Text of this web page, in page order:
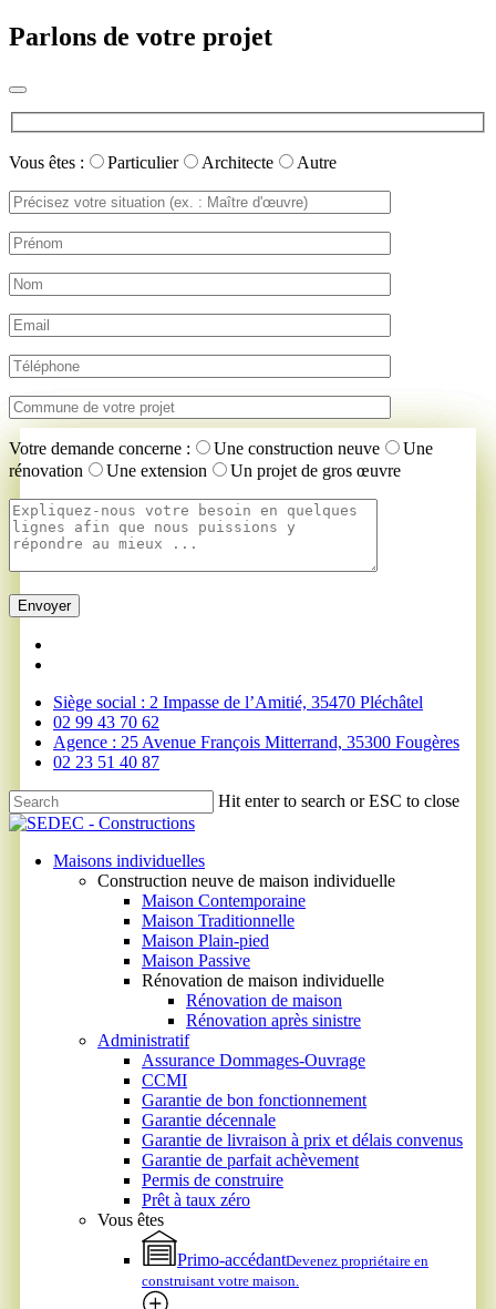
Parlons de votre projet
Vous êtes : Particulier Architecte Autre
Votre demande concerne : Une construction neuve
Une
rénovation
Une extension Un projet de gros œuvre
Skip
contentSiège social : 2 Impasse de l’Amitié, 35470 Pléchâtel
02 99 43 70 62
Agence : 25 Avenue François Mitterrand, 35300 Fougères
02 23 51 40 87
Hit enter to search or ESC to close
Close
Menu
Maisons individuelles
Construction neuve de maison individuelle
Maison Contemporaine
Maison Traditionnelle
Maison Plain-pied
Maison Passive
Rénovation de maison individuelle
Rénovation de maison
Rénovation après sinistre
Administratif
Assurance Dommages-Ouvrage
CCMI
Garantie de bon fonctionnement
Garantie décennale
Garantie de livraison à prix et délais convenus
Garantie de parfait achèvement
Permis de construire
Prêt à taux zéro
Vous êtes
Primo-accédantDevenez propriétaire en
construisant votre maison.